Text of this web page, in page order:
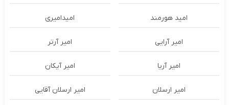
امید هورمند امیدامیری
امیر آرایی امیر آرتر
امیر آریا امیر آیکان
امیر ارسلان امیر ارسلان آقایی